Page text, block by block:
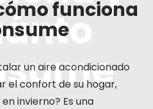
funciona
un aire acondicionado
el confort de su hogar,
invierno? Es una